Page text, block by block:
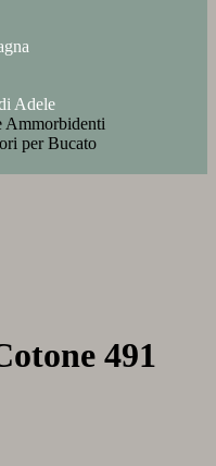
Adele
Ammorbidenti
per Bucato
491